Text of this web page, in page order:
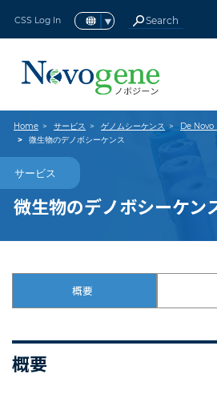
CSS Log In
BACK 最新情
現在のプロモーション
BACK 現在のプロモーショ
国内シングルセルラボ
完全エンドツーエンドRNA-seqnew
Olink Reveal キャンペーン
new
終了したプロモーション
BACK 終了したプロモーショ
ノボジーン感謝祭キャンペーン2023
最大40%オフロングリードシーケン
ス
ノボジーン研究支援プログラム
BACK サービ
ゲノミクス
BACK ゲノミク
全ゲノムシーケンス
BACK 全ゲノムシーケン
ヒト全ゲノムシーケンス
BACK ヒト全ゲノムシーケン
動植物全ゲノムシーケンス
BACK 動植物全ゲノムシーケン
BACK 微生物全ゲノムシーケン
ターゲットキャプチャーシーケンス
BACK
ン
ヒト全エクソームシーケンス
BACK ヒト全エクソームシーケン
マウス全エクソームシーケンスの紹介
BACK
の紹
BACK de novo シーケン
動植物de novo
BACK 動植物de novo シーケン
微生物de novo シーケンス
BACK 微生物de novo シーケン
メタゲノムシーケンス
BACK メタゲノムシーケン
16S/18S/ITS アンプリコンメタゲノムシーケ
ンス
BACK
ゲノムシーケン
BACK
ン
トランスクリプトミクス
BACK トランスクリプトミク
真核生物
BACK 真核生
RNAシーケンス（RNA-seq）
BACK RNAシーケンス（RNA-seq
ロングノンコーディングRNAシーケンス
BACK
ーケンス (lncRNA-
BACK
(sRNA-
BACK 環状RNAシーケン
全トランスクリプトームシーケンス
BACK
ン
トランスクリプトームシーケ
原核生物
BACK 原核生
原核生物RNAシーケンス
BACK 原核生物RNAシーケン
メタトランスクリプトームシーケンス
BACK
ケン
BACK シングルセルオミク
シングルセル遺伝子発現解析
シングルセルロングリードトランスクリプトー
エピゲノミクス
BACK エピゲノミク
全ゲノムバイサルファイトシーケンス
Reduced Representation Bisulfite
BACK プリメイドライブラ
プリメイドライブラリシーケンス
プロテオミクス
BACK プロテオミク
Olinkプロテオミクス
BACK テクノロジ
概要
プラットフォーム
インテリジェント配信プラットフォーム
BACK リソー
サービスサポート
BACK サービスサポー
資料ダウンロード
カスタマーサービス システム
パンフレット
コミュニティ
BACK ノボジーンについ
ノボジーンについて
ノボジーングローバル
ニュース＆イベント
パートナーシップ
Home サービス ゲノムシーケンス
De Novo
微生物のデノボシーケンス
サービス
微生物のデノボシーケン
概要
概要